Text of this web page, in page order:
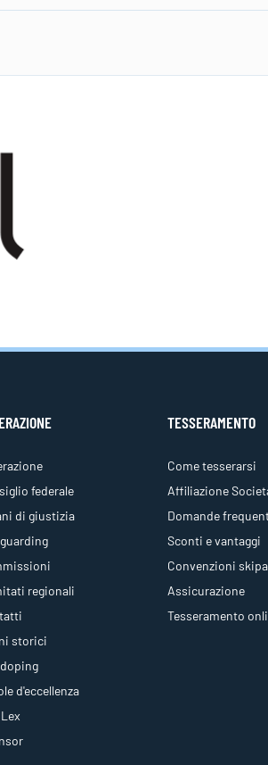
federale
di giustizia
regionali
storici
d'eccellenza
TESSERAMENTO
Come tesserarsi
Affiliazione
Domande
Sconti e vantaggi
Convenzioni
Assicurazione
Tesseramento